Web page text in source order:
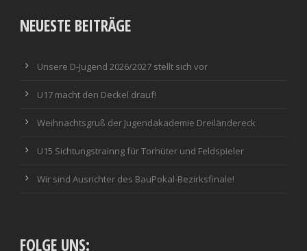
NEUESTE BEITRÄGE
Unsere D-Jugend 2026/2027 stellt sich vor
U17 macht den Deckel drauf!
Weihnachtsgruß der Jugendakademie Dreiländereck
U15 Sichtungstrainng für Torhüter und Feldspieler
Wir sind Ausrichter des BauPokal-Bezirksfinale!
FOLGE UNS: